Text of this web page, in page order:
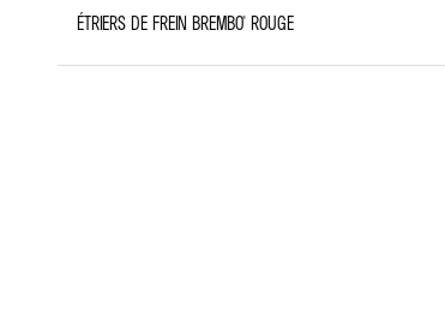
ÉTRIERS DE FREIN BREMBO® ROUGE